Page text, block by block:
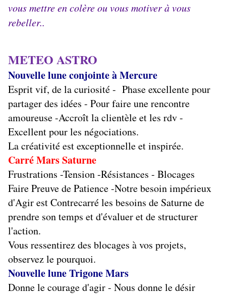
vous mettre en colère ou vous motiver à vous
rebeller..
METEO ASTRO
Nouvelle lune conjointe à Mercure
Esprit vif, de la curiosité - Phase excellente pour
partager des idées - Pour faire une rencontre
amoureuse -Accroît la clientèle et les rdv -
Excellent pour les négociations.
La créativité est exceptionnelle et inspirée.
Carré Mars Saturne
Frustrations -Tension -Résistances - Blocages
Faire Preuve de Patience -Notre besoin impérieux
d'Agir est Contrecarré les besoins de Saturne de
prendre son temps et d'évaluer et de structurer
l'action.
Vous ressentirez des blocages à vos projets,
observez le pourquoi.
Nouvelle lune Trigone Mars
Donne le courage d'agir - Nous donne le désir